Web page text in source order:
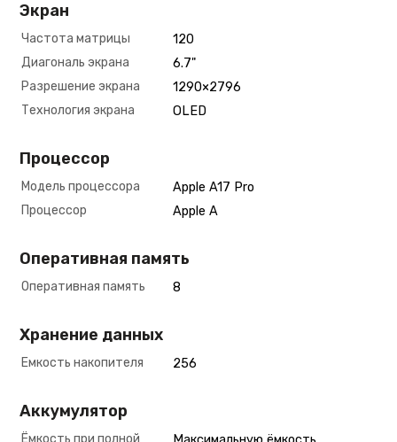
Экран
Частота матрицы
120
Диагональ экрана
6.7"
Разрешение экрана
1290×2796
Технология экрана
OLED
Процессор
Модель процессора
Apple A17 Pro
Процессор
Apple A
Оперативная память
Оперативная память 8
Хранение данных
Емкость накопителя 256
Аккумулятор